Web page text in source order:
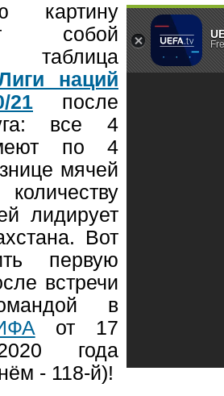
картину
собой
таблица
наций
после
все 4
по 4
мячей
лидирует
Вот
первую
встречи
в
от 17
года
- 118-й)!